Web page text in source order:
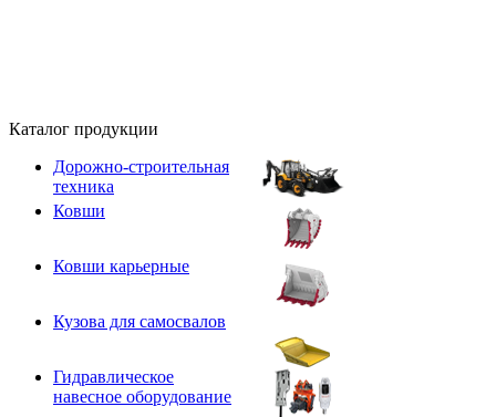
Каталог продукции
Дорожно-строительная
техника
Ковши
Ковши карьерные
Кузова для самосвалов
Гидравлическое
навесное оборудование